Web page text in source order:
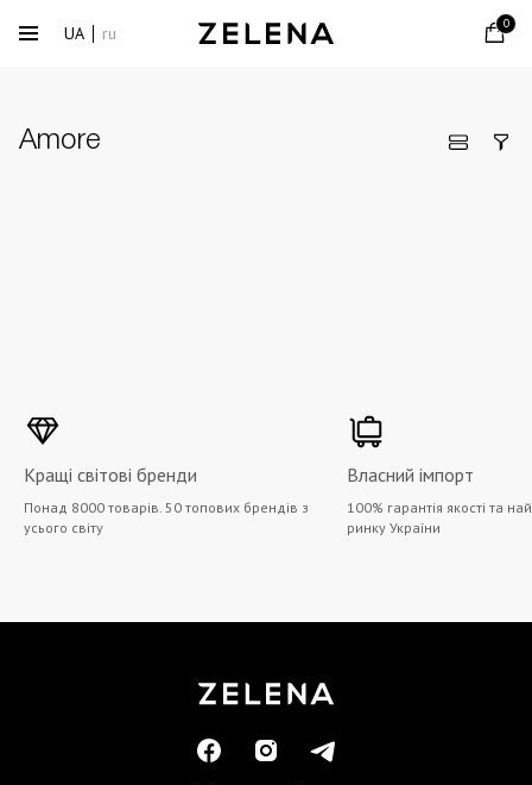
UA ru 0
Amore
Кращі світові бренди
Понад 8000 товарів. 50 топових брендів з
усього світу
Власний імпорт
100% гарантія якості та
ринку України